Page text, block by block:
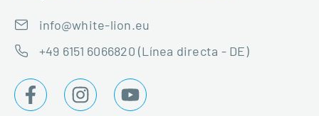
info@white-lion.eu
+49 6151 6066820 (Línea directa - DE)